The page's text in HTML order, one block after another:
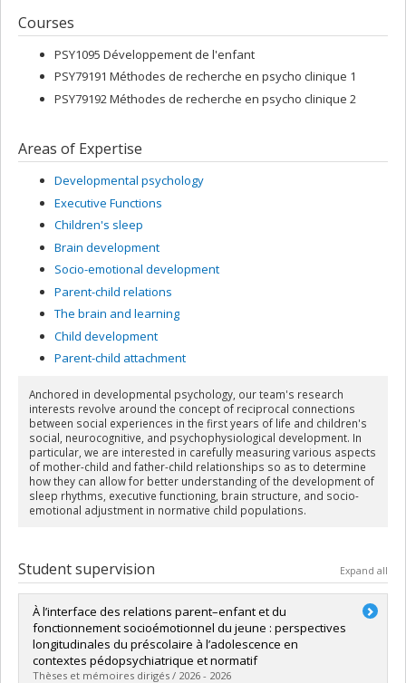
Courses
PSY1095 Développement de l'enfant
PSY79191 Méthodes de recherche en psycho clinique 1
PSY79192 Méthodes de recherche en psycho clinique 2
Areas of Expertise
Developmental psychology
Executive Functions
Children's sleep
Brain development
Socio-emotional development
Parent-child relations
The brain and learning
Child development
Parent-child attachment
Anchored in developmental psychology, our team's research
interests revolve around the concept of reciprocal connections
between social experiences in the first years of life and children's
social, neurocognitive, and psychophysiological development. In
particular, we are interested in carefully measuring various aspects
of mother-child and father-child relationships so as to determine
how they can allow for better understanding of the development of
sleep rhythms, executive functioning, brain structure, and socio-
emotional adjustment in normative child populations.
Student supervision Expand all
À l’interface des relations parent–enfant et du
fonctionnement socioémotionnel du jeune : perspectives
longitudinales du préscolaire à l’adolescence en
contextes pédopsychiatrique et normatif
Thèses et mémoires dirigés / 2026 - 2026